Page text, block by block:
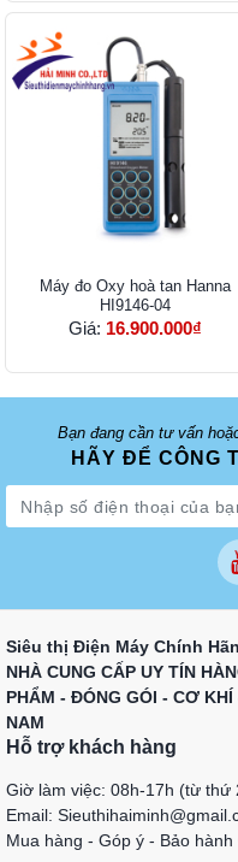
Máy đo Oxy hoà tan Hanna
HI9146-04
Giá: 16.900.000₫
Bạn đang cần tư vấn
HÃY ĐỂ CÔNG
Siêu thị Điện Máy Chính
NHÀ CUNG CẤP UY TÍN
PHẨM - ĐÓNG GÓI - CƠ
NAM
Hỗ trợ khách hàng
Giờ làm việc: 08h-17h (từ thứ
Email:
Mua hàng - Góp ý - Bảo hành